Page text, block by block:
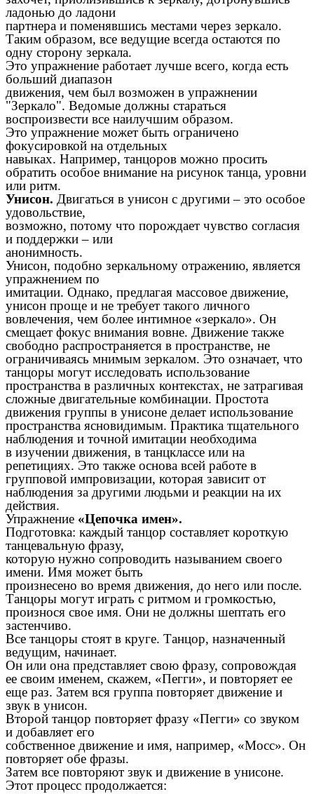
ладонью до ладони
партнера и поменявшись местами через зеркало.
Таким образом, все ведущие всегда остаются по
одну сторону зеркала.
Это упражнение работает лучше всего, когда есть
больший диапазон
движения, чем был возможен в упражнении
"Зеркало". Ведомые должны стараться
воспроизвести все наилучшим образом.
Это упражнение может быть ограничено
фокусировкой на отдельных
навыках. Например, танцоров можно просить
обратить особое внимание на рисунок танца, уровни
или ритм.
Унисон. Двигаться в унисон с другими – это особое
удовольствие,
возможно, потому что порождает чувство согласия
и поддержки – или
анонимность.
Унисон, подобно зеркальному отражению, является
упражнением по
имитации. Однако, предлагая массовое движение,
унисон проще и не требует такого личного
вовлечения, чем более интимное «зеркало». Он
смещает фокус внимания вовне. Движение также
свободно распространяется в пространстве, не
ограничиваясь мнимым зеркалом. Это означает, что
танцоры могут исследовать использование
пространства в различных контекстах, не затрагивая
сложные двигательные комбинации. Простота
движения группы в унисоне делает использование
пространства ясновидимым. Практика тщательного
наблюдения и точной имитации необходима
в изучении движения, в танцклассе или на
репетициях. Это также основа всей работе в
групповой импровизации, которая зависит от
наблюдения за другими людьми и реакции на их
действия.
Упражнение «Цепочка имен».
Подготовка: каждый танцор составляет короткую
танцевальную фразу,
которую нужно сопроводить называнием своего
имени. Имя может быть
произнесено во время движения, до него или после.
Танцоры могут играть с ритмом и громкостью,
произнося свое имя. Они не должны шептать его
застенчиво.
Все танцоры стоят в круге. Танцор, назначенный
ведущим, начинает.
Он или она представляет свою фразу, сопровождая
ее своим именем, скажем, «Пегги», и повторяет ее
еще раз. Затем вся группа повторяет движение и
звук в унисон.
Второй танцор повторяет фразу «Пегги» со звуком
и добавляет его
собственное движение и имя, например, «Мосс». Он
повторяет обе фразы.
Затем все повторяют звук и движение в унисоне.
Этот процесс продолжается: